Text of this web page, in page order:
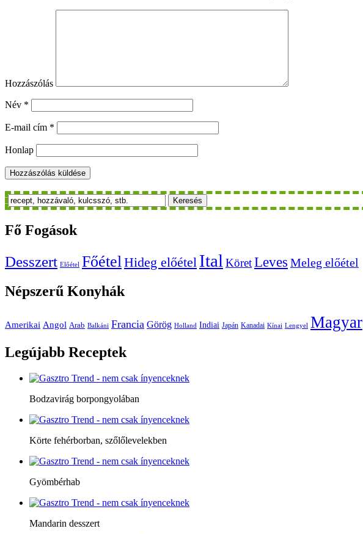
Hozzászólás
Név *
E-mail cím *
Honlap
Keresés
Fő Fogások
Desszert Előétel FőételHideg előétel Ital KöretLeves Meleg előétel
Népszerű Konyhák
Amerikai Angol Arab Balkáni Francia Görög Holland Indiai Japán Kanadai Kínai Lengyel Magyar
Legújabb Receptek
Bodzavirág borpongyolában
Körte fehérborban, szőlőlevelekben
Gyömbérhab
Mandarin desszert